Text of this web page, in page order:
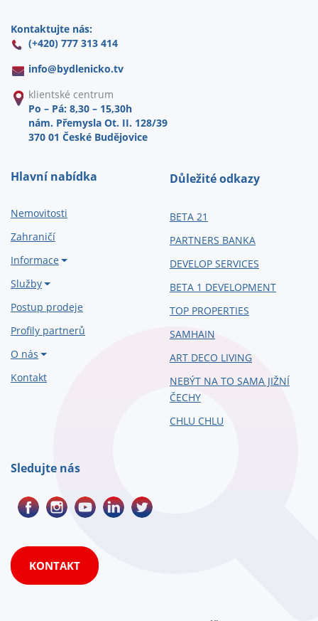
Kontaktujte nás:
(+420) 777 313 414
info@bydlenicko.tv
klientské centrum
Po – Pá: 8,30 – 15,30h
nám. Přemysla Ot. II. 128/39
370 01 České Budějovice
Hlavní nabídka
Nemovitosti
Zahraničí
Informace
Služby
Postup prodeje
Profily partnerů
O nás
Kontakt
Důležité odkazy
BETA 21
PARTNERS BANKA
DEVELOP SERVICES
BETA 1 DEVELOPMENT
TOP PROPERTIES
SAMHAIN
ART DECO LIVING
NEBÝT NA TO SAMA JIŽNÍ
ČECHY
CHLU CHLU
Sledujte nás
KONTAKT